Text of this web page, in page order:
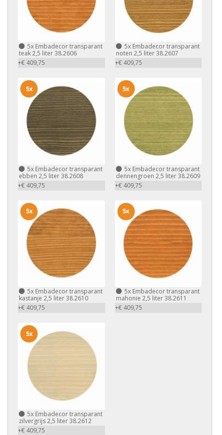
5x Embadecor transparant
teak 2,5 liter 38.2606
+€ 409,75
5xEmbadecor transparant
noten 2,5 liter 38.2607
+€ 409,75
5x Embadecor transparant
ebben 2,5 liter 38.2608
+€ 409,75
5x
5xEmbadecor transparant
dennengroen 2,5 liter 38.2609
+€ 409,75
5x
5x Embadecor transparant
kastanje 2,5 liter 38.2610
+€ 409,75
5x
5xEmbadecor transparant
mahonie 2,5 liter 38.2611
+€ 409,75
5x
5x Embadecor transparant
zilvergrijs 2,5 liter 38.2612
+€ 409,75
5x